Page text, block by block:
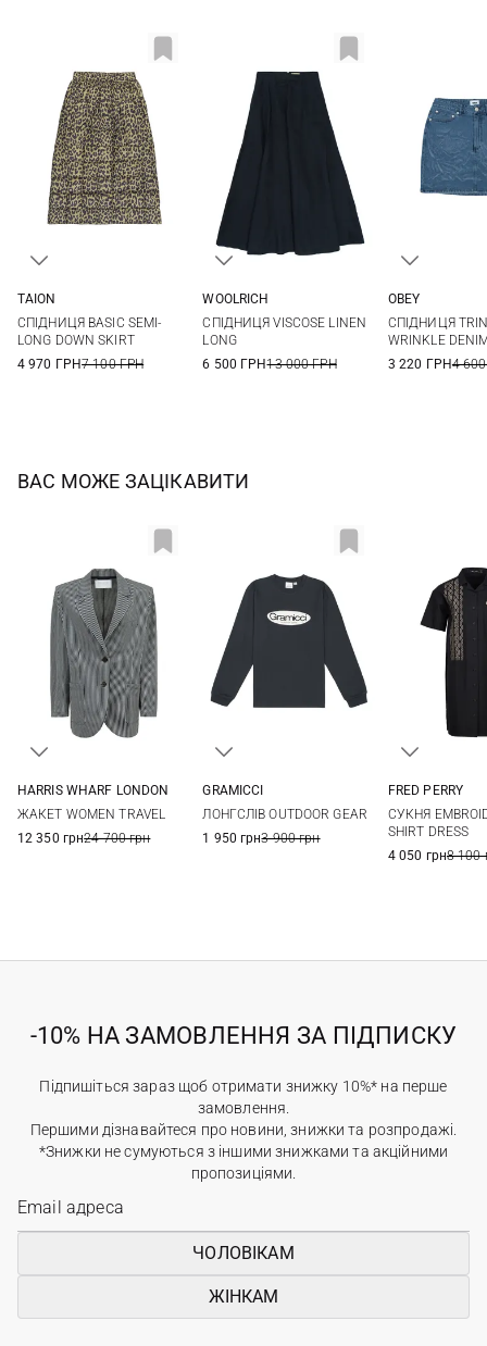
TAION
СПІДНИЦЯ BASIC SEMI-
LONG DOWN SKIRT
4 970 ГРН7 100 ГРН
WOOLRICH
СПІДНИЦЯ VISCOSE LINEN
LONG
6 500 ГРН13 000 ГРН
28
29
OBEY
СПІДНИЦЯ
WRINKLE
3 220 ГРН4
ВАС МОЖЕ ЗАЦІКАВИТИ
HARRIS WHARF LONDON
ЖАКЕТ WOMEN TRAVEL
12 350 грн24 700 грн
GRAMICCI
ЛОНГСЛІВ OUTDOOR GEAR
1 950 грн3 900 грн
FRED PERRY
СУКНЯ
SHIRT DRESS
4 050 грн8 100
-10% НА ЗАМОВЛЕННЯ ЗА ПІДПИСКУ
Підпишіться зараз щоб отримати знижку 10%* на перше
замовлення.
Першими дізнавайтеся про новини, знижки та розпродажі.
*Знижки не сумуються з іншими знижками та акційними
пропозиціями.
ЧОЛОВІКАМ
ЖІНКАМ